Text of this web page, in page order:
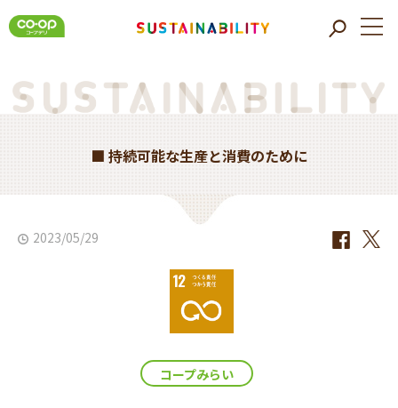
■ 持続可能な生産と消費のために
2023/05/29
コープみらい